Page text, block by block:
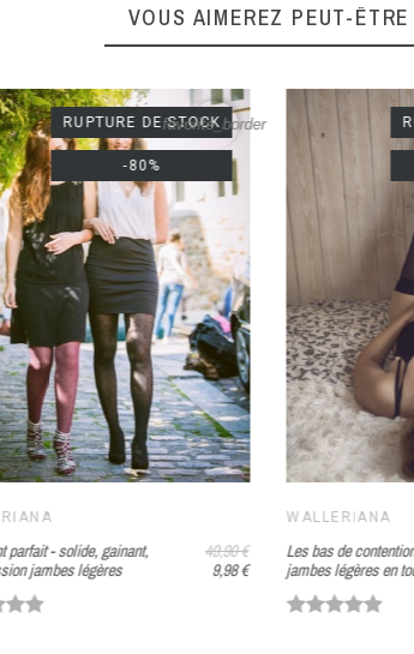
VOUS AIMEREZ PEUT-ÊTRE
parfait - solide, gainant,
jambes légères
49,90 €
9,98 €
RUPTURE DE STOCK
-80%
favorite_border
WALLERIANA
Les bas de
jambes légères en